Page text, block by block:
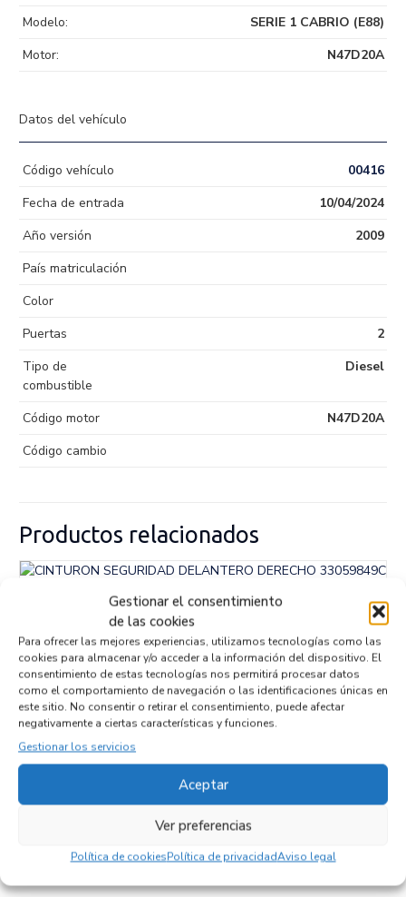
Gestionar el consentimiento
de las cookies
Para ofrecer las mejores experiencias, utilizamos tecnologías como las
cookies para almacenar y/o acceder a la información del dispositivo. El
consentimiento de estas tecnologías nos permitirá procesar datos
como el comportamiento de navegación o las identificaciones únicas en
este sitio. No consentir o retirar el consentimiento, puede afectar
negativamente a ciertas características y funciones.
Gestionar los servicios
Aceptar
Ver preferencias
Política de cookiesPolítica de privacidadAviso legal
Modelo:
SERIE 1 CABRIO (E88)
Motor:
N47D20A
Datos del vehículo
Código vehículo
00416
Fecha de entrada
10/04/2024
Año versión
2009
País matriculación
Color
Puertas
2
Tipo de
combustible
Diesel
Código motor
N47D20A
Código cambio
Productos relacionados
CINTURON SEGURIDAD DELANTERO
DERECHO 33059849C
Recambios BMWSERIE 1 CABRIO (E88)N47D20A
Referencia ID: 112310
Referencia OEM: 33059849C
32,95€ (IVA no incluído)